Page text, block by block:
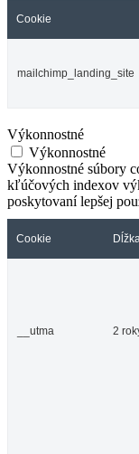
Cookie
mailchimp_landing_site
Výkonnostné
Výkonnostné
Výkonnostné súbory
kľúčových indexov
poskytovaní lepšej
Cookie
__utma 2